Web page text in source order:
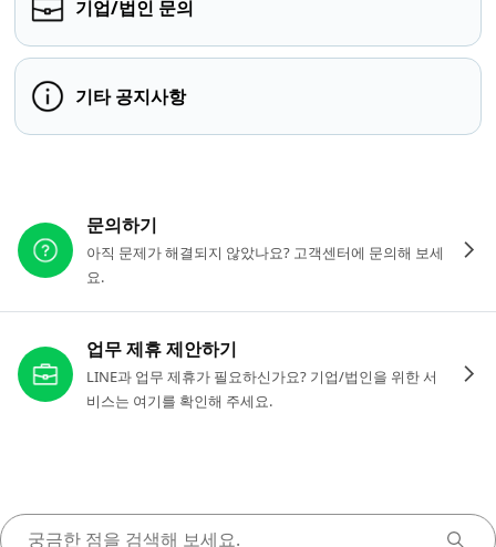
기업/법인 문의
기타 공지사항
문의하기
아직 문제가 해결되지 않았나요? 고객센터에 문의해 보세
요.
업무 제휴 제안하기
LINE과 업무 제휴가 필요하신가요? 기업/법인을 위한 서
비스는 여기를 확인해 주세요.